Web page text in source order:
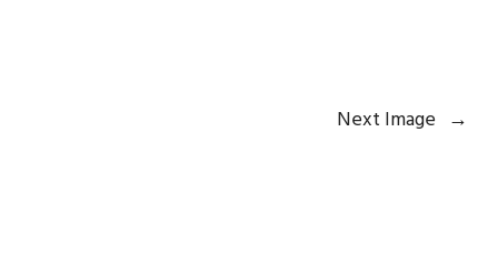
Next Image →